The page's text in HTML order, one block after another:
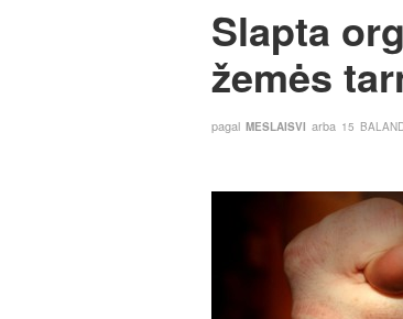
Slapta
žemės
pagal MESLAISVI arba 15